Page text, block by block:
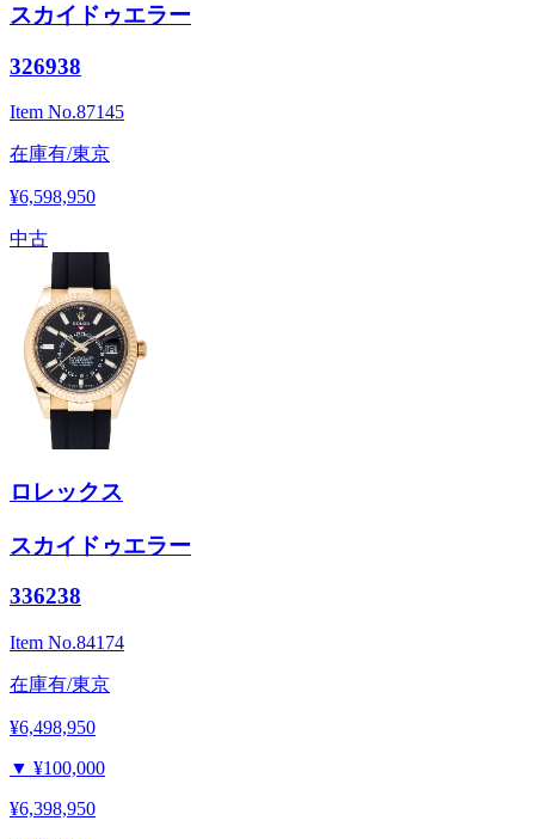
スカイドゥエラー
326938
Item No.87145
在庫有/東京
¥6,598,950
中古
ロレックス
スカイドゥエラー
336238
Item No.84174
在庫有/東京
¥6,498,950
▼ ¥100,000
¥6,398,950